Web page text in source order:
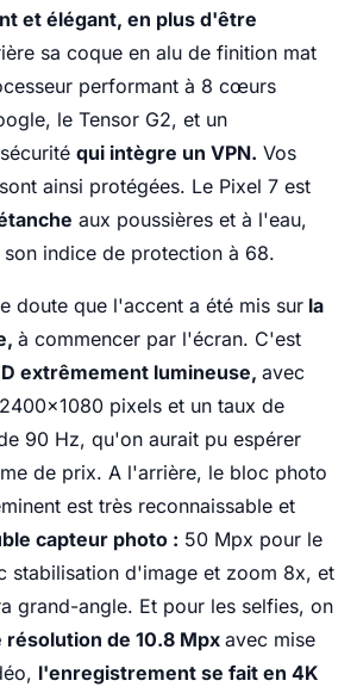
et élégant, en plus d'être
sa coque en alu de finition mat
performant à 8 cœurs
le Tensor G2, et un
qui intègre un VPN. Vos
ainsi protégées. Le Pixel 7 est
aux poussières et à l'eau,
indice de protection à 68.
doute que l'accent a été mis sur la
à commencer par l'écran. C'est
extrêmement lumineuse, avec
pixels et un taux de
90 Hz, qu'on aurait pu espérer
de prix. A l'arrière, le bloc photo
est très reconnaissable et
capteur photo : 50 Mpx pour le
stabilisation d'image et zoom 8x, et
grand-angle. Et pour les selfies, on
résolution de 10.8 Mpx avec mise
l'enregistrement se fait en 4K